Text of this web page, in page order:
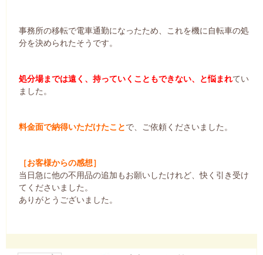
事務所の移転で電車通勤になったため、これを機に自転車の処
分を決められたそうです。
処分場までは遠く、持っていくこともできない、と悩まれてい
ました。
料金面で納得いただけたことで、ご依頼くださいました。
［お客様からの感想］
当日急に他の不用品の追加もお願いしたけれど、快く引き受け
てくださいました。
ありがとうございました。